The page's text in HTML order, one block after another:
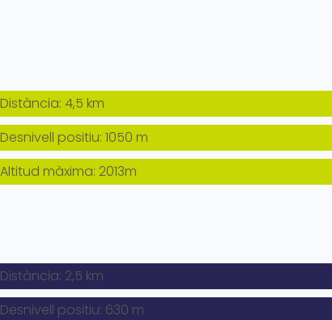
Distància: 4,5 km
Desnivell positiu: 1050 m
Altitud màxima: 2013m
Distància: 2,5 km
Desnivell positiu: 630 m